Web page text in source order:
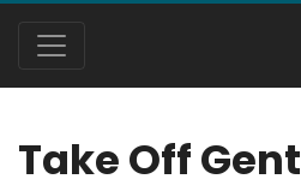
Take Off Gent